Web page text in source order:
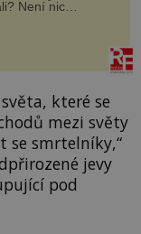
Není nic
(10 porcí)
na dovolené v
které se
mezi světy
se smrtelníky,“
jevy
pod